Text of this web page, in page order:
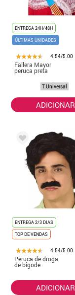
ENTREGA 24H/48H
ÚLTIMAS UNIDADES
4.54/5.00
Fallera Mayor
peruca preta
T.Universal
ADICIONAR
ENTREGA 2/3 DIAS
TOP DE VENDAS
4.54/5.00
Peruca de droga
de bigode
ADICIONAR